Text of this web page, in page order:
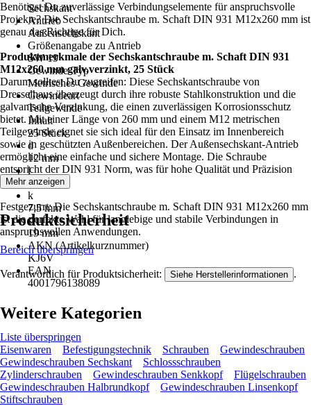
Sechskant
Antrieb
Außensechskant
Größenangabe zu Antrieb
SW 19
Gewinde-Typ
Metrisches Gewinde
Gewindeart
Teilgewinde
Inhalt
25 Stück
d
12 mm
l
260 mm
k
7,5 mm
s
19 mm
AKN (Artikelkurznummer)
KJ6V
EAN
4001796138089
Benötigst Du zuverlässige Verbindungselemente für anspruchsvolle
Projekte? Die Sechskantschraube m. Schaft DIN 931 M12x260 mm ist
genau das Richtige für Dich.
Produktmerkmale der Sechskantschraube m. Schaft DIN 931
M12x260 mm galv.verzinkt, 25 Stück
Darum solltest Du zugreifen: Diese Sechskantschraube von
Dresselhaus überzeugt durch ihre robuste Stahlkonstruktion und die
galvanische Verzinkung, die einen zuverlässigen Korrosionsschutz
bietet. Mit einer Länge von 260 mm und einem M12 metrischen
Teilgewinde eignet sie sich ideal für den Einsatz im Innenbereich
sowie in geschützten Außenbereichen. Der Außensechskant-Antrieb
ermöglicht eine einfache und sichere Montage. Die Schraube
entspricht der DIN 931 Norm, was für hohe Qualität und Präzision
steht.
Festgezurrt: Die Sechskantschraube m. Schaft DIN 931 M12x260 mm
ist die perfekte Wahl für langlebige und stabile Verbindungen in
anspruchsvollen Anwendungen.
Mehr anzeigen
Produktsicherheit
Bereich überspringen
Verantwortlich für Produktsicherheit: Siehe Herstellerinformationen .
Weitere Kategorien
Liste überspringen
Eisenwaren
Befestigungstechnik Schrauben
Gewindeschrauben
Gewindeschrauben Sechskant
Schlossschrauben
Zylinderschrauben
Gewindeschrauben Senkkopf
Flügelschrauben
Gewindeschrauben Halbrundkopf
Gewindeschrauben Linsenkopf
Stiftschrauben